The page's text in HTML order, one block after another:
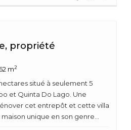
propriété
m2
situé à seulement 5
et Quinta Do Lago. Une
cet entrepôt et cette villa
unique en son genre...